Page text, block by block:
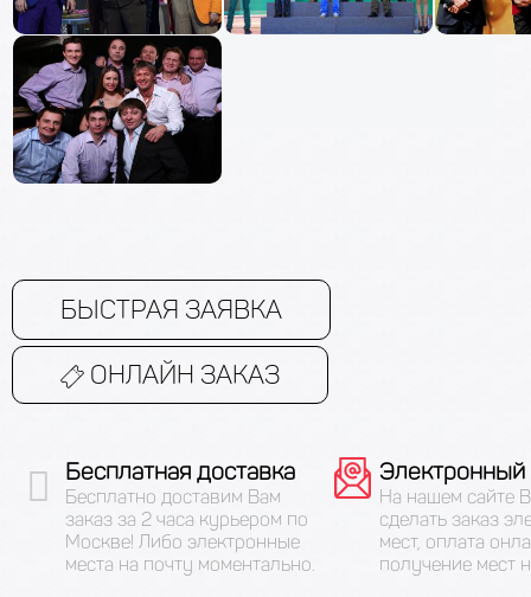
БЫСТРАЯ ЗАЯВКА
ОНЛАЙН ЗАКАЗ
Бесплатная доставка
Бесплатно доставим Вам
заказ за 2 часа курьером по
Москве! Либо электронные
места на почту моментально.
Электронный
На нашем сайте
сделать заказ
мест, оплата
получение мест